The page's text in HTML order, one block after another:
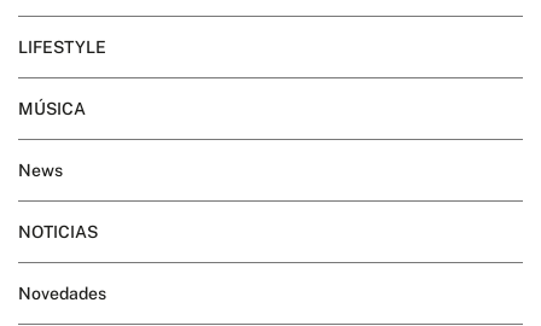
LIFESTYLE
MÚSICA
News
NOTICIAS
Novedades